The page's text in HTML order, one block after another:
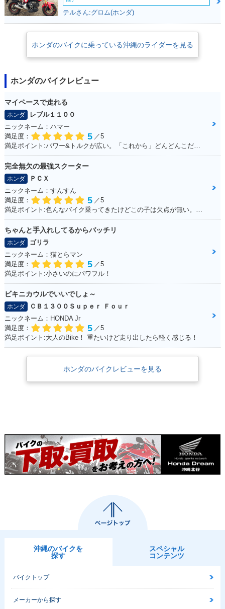
ンジ
2007年 FORZA Z S
Package・追加
加
2006年 FORZA Z A
BS・マイナーチェン
ジ
2006年 FORZA Z・
マイナーチェンジ
2005年 FORZA Z S
pecial・特別・限定
2005年 FORZA Z A
BS・追加
2004年 FORZA Z・
テルさん:グロム(ホンダ)
ホンダのバイクに乗っている沖縄のライダーを見る
ホンダのバイクレビュー
マイペースで走れる
ホンダ
レブル１１００
ニックネーム：ハマー
満足度：
5 ／5
満足ポイント:パワー&トルクが広い。「これから」どんどんこだわっていくのが楽しみ！
完全無欠の最強スクーター
ホンダ
ＰＣＸ
ニックネーム：すんすん
満足度：
5 ／5
ちゃんと手入れしてるからバッチリ
ホンダ
ゴリラ
ニックネーム：猫とらマン
満足度：
5 ／5
満足ポイント:小さいのにパワフル！
ビキニカウルでいいでしょ～
ホンダ
ＣＢ１３００Ｓｕｐｅｒ Ｆｏｕｒ
ニックネーム：HONDA Jr
満足度：
5 ／5
満足ポイント:大人のBike！ 重たいけど走り出したら軽く感じる！
ホンダのバイクレビューを見る
沖縄のバイクを
探す
スペシャル
コンテンツ
バイクトップ
メーカーから探す